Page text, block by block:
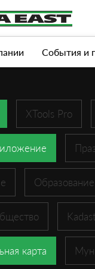
События и
XTools Pro
Образование
карта